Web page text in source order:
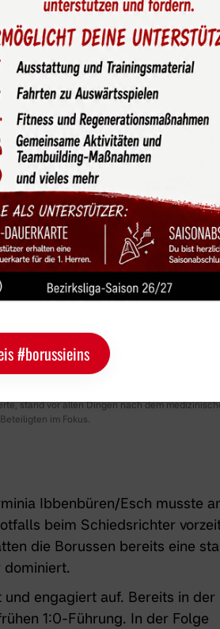
stand vor allen Dingen nach dem
im Fokus.
Ibbenbüren/Esch musste
beim Schiedsrichter
die Borussen bereits eine
dominiert.
engagiert auf. Bereits in der
1:0-Führung. In der Folge
#borussieins